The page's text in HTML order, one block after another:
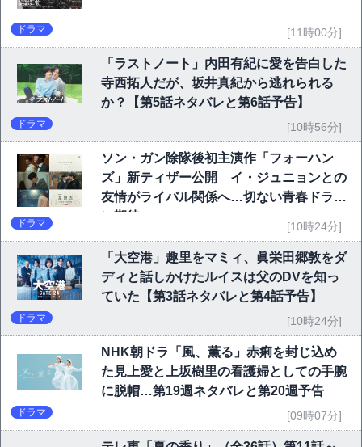
ドラマ [11時00分]
「ラストノート」内田有紀に愛を告白した
寺西拓人だが、坂井真紀から逃れられる
か？【第5話ネタバレと第6話予告】
ドラマ [10時56分]
ソン・ガン除隊後初主演作「フォーハン
ズ」新ティザー公開 イ・ジュニョンとの
友情がライバル関係へ…切ない青春ドラマ
に期待
ドラマ [10時24分]
「大空港」趣里をマミィ、眞栄田郷敦をダ
ディと話しかけたルイスは父のDVを知っ
ていた【第3話ネタバレと第4話予告】
ドラマ [10時24分]
NHK朝ドラ「風、薫る」赤痢を封じ込め
た見上愛と上坂樹里の看護婦としての手腕
に脱帽…第19週ネタバレと第20週予告
ドラマ [09時07分]